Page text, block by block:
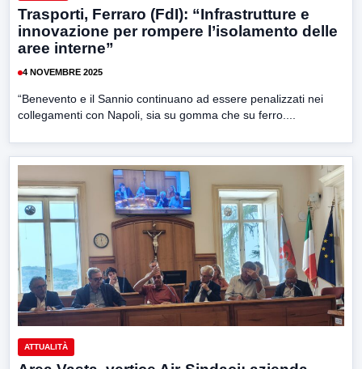
Trasporti, Ferraro (FdI): “Infrastrutture e
innovazione per rompere l’isolamento delle
aree interne”
4 NOVEMBRE 2025
“Benevento e il Sannio continuano ad essere penalizzati nei
collegamenti con Napoli, sia su gomma che su ferro....
ATTUALITÀ